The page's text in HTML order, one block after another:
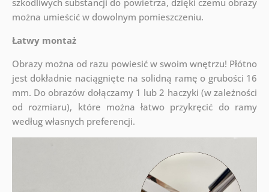
szkodliwych substancji do powietrza, dzięki czemu obrazy
można umieścić w dowolnym pomieszczeniu.
Łatwy montaż
Obrazy można od razu powiesić w swoim wnętrzu! Płótno
jest dokładnie naciągnięte na solidną ramę o grubości 16
mm. Do obrazów dołączamy 1 lub 2 haczyki (w zależności
od rozmiaru), które można łatwo przykręcić do ramy
według własnych preferencji.